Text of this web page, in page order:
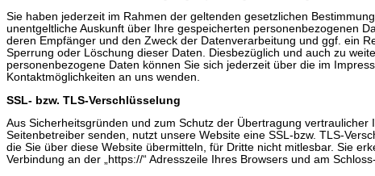
Sie haben jederzeit im Rahmen der geltenden gesetzlichen
unentgeltliche Auskunft über Ihre gespeicherten personenbezogenen
deren Empfänger und den Zweck der Datenverarbeitung und ggf. ein
Sperrung oder Löschung dieser Daten. Diesbezüglich und auch zu
personenbezogene Daten können Sie sich jederzeit über die im
Kontaktmöglichkeiten an uns wenden.
SSL- bzw. TLS-Verschlüsselung
Aus Sicherheitsgründen und zum Schutz der Übertragung vertraulicher
Seitenbetreiber senden, nutzt unsere Website eine SSL-bzw. TLS-
die Sie über diese Website übermitteln, für Dritte nicht mitlesbar. Sie
Verbindung an der „https://“ Adresszeile Ihres Browsers und am